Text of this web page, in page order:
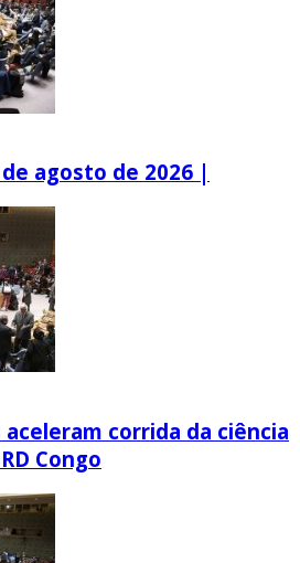
agosto de 2026 |
corrida da ciência
Congo